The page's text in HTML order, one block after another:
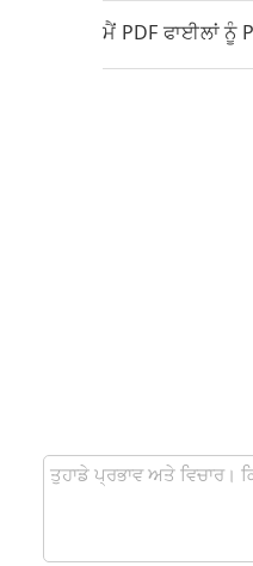
ਮੈਂ PDF ਫਾਈਲਾਂ ਨੂੰ